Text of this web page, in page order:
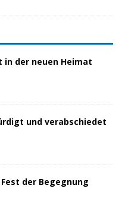
in der neuen Heimat
und verabschiedet
Fest der Begegnung